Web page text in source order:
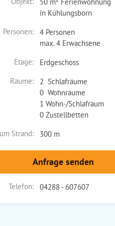
in Kühlungsborn
Personen:
4 Personen
max. 4 Erwachsene
Etage:
Erdgeschoss
Räume:
2 Schlafräume
0 Wohnräume
1 Wohn-/Schlafraum
0 Zustellbetten
Strand:
300 m
Anfrage senden
Telefon: 04288 - 607607